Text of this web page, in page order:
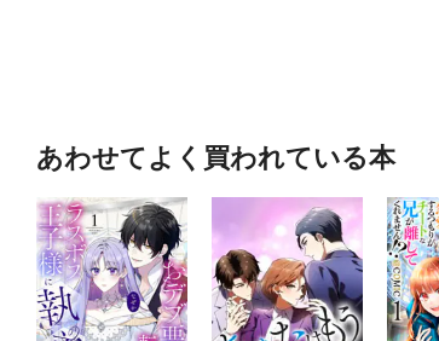
あわせてよく買われている本